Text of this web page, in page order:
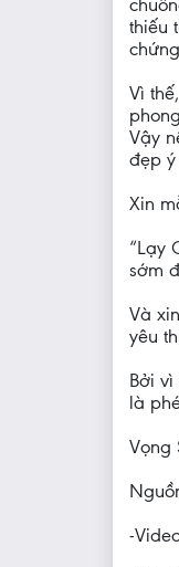
thiếu
Vì
Vậy
đẹp
Xin
“Lạy
sớm
Và
yêu
Bởi
là
Vọng
-